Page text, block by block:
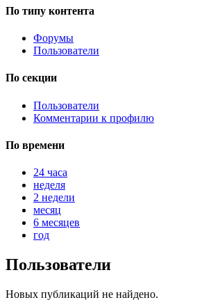
По типу контента
Форумы
Пользователи
По секции
Пользователи
Комментарии к профилю
По времени
24 часа
неделя
2 недели
месяц
6 месяцев
год
Пользователи
Новых публикаций не найдено.